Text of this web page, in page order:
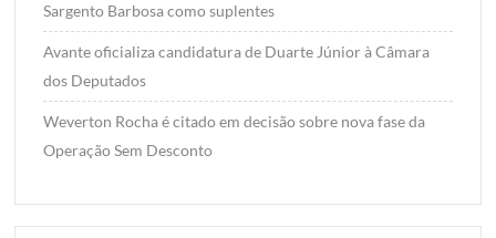
Sargento Barbosa como suplentes
Avante oficializa candidatura de Duarte Júnior à Câmara
dos Deputados
Weverton Rocha é citado em decisão sobre nova fase da
Operação Sem Desconto